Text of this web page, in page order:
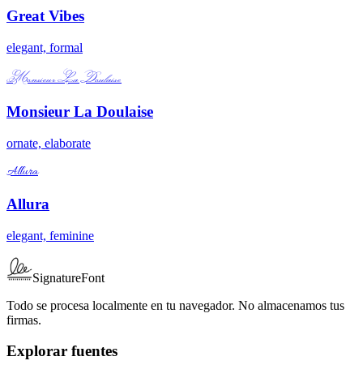
Great Vibes
elegant, formal
Monsieur La Doulaise
Monsieur La Doulaise
ornate, elaborate
Allura
Allura
elegant, feminine
SignatureFont
Todo se procesa localmente en tu navegador. No almacenamos tus
firmas.
Explorar fuentes